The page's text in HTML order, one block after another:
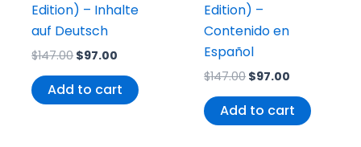
Edition) – Inhalte
auf Deutsch
$147.00 $97.00
Add to cart
Edition) –
Contenido en
Español
$147.00 $97.00
Add to cart